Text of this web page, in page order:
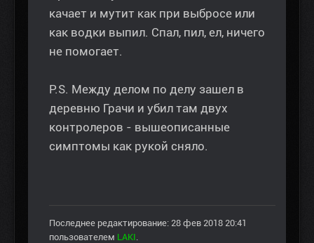
качает и мутит как при выбросе или
как водки выпил. Спал, пил, ел, ничего
не помогает.
P.S. Между делом по делу зашел в
деревню Грачи и убил там двух
контролеров - вышеописанные
симптомы как рукой сняло.
Последнее редактирование: 28 фев 2018 20:41
пользователем LAKI